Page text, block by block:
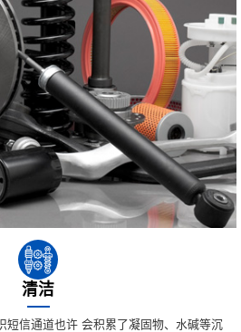
清洁
短信通道也许 会积累了凝固物、水碱等沉